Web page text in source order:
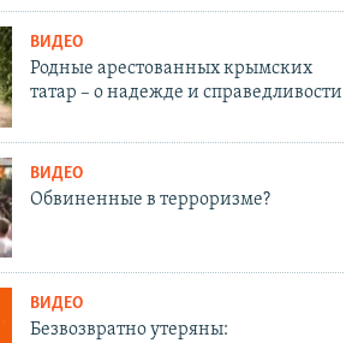
ВИДЕО
Родные арестованных крымских
татар – о надежде и справедливости
ВИДЕО
Обвиненные в терроризме?
ВИДЕО
Безвозвратно утеряны: